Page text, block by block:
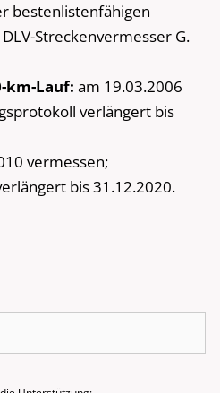
bestenlistenfähigen
Streckenvermesser G.
km-Lauf: am 19.03.2006
verlängert bis
vermessen;
bis 31.12.2020.